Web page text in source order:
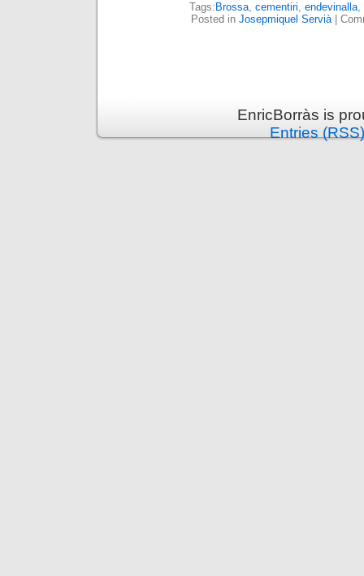
Tags: Brossa, cementiri, endevinalla,
Posted in Josepmiquel Servià|
EnricBorràs is
Entries (RSS)